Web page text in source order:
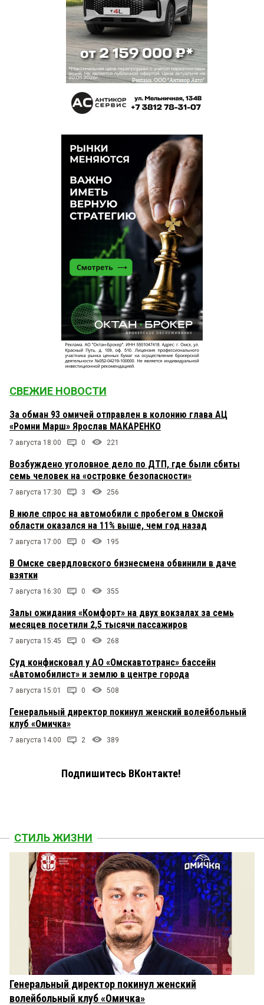
СВЕЖИЕ НОВОСТИ
За обман 93 омичей отправлен в колонию глава АЦ
«Ромни Марш» Ярослав МАКАРЕНКО
7 августа 18:00 0 221
Возбуждено уголовное дело по ДТП, где были сбиты
семь человек на «островке безопасности»
7 августа 17:30 3 256
В июле спрос на автомобили с пробегом в Омской
области оказался на 11% выше, чем год назад
7 августа 17:00 0 195
В Омске свердловского бизнесмена обвинили в даче
взятки
7 августа 16:30 0 355
Залы ожидания «Комфорт» на двух вокзалах за семь
месяцев посетили 2,5 тысячи пассажиров
7 августа 15:45 0 268
Суд конфисковал у АО «Омскавтотранс» бассейн
«Автомобилист» и землю в центре города
7 августа 15:01 0 508
Генеральный директор покинул женский волейбольный
клуб «Омичка»
7 августа 14:00 2 389
Подпишитесь ВКонтакте!
СТИЛЬ ЖИЗНИ
Генеральный директор покинул женский
волейбольный клуб «Омичка»